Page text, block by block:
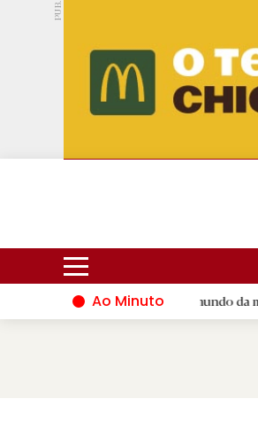
PUB.
Hoje 17ºC 30ºC
Ao Minuto
e à inovação do mundo da moda |